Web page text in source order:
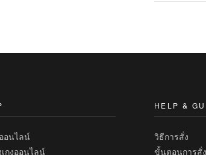
รายการ
เปรียบ
เทียบ
อนไลน์
กงออนไลน์
HELP &
วิธีการสั่ง
ขั้นตอนการสั่